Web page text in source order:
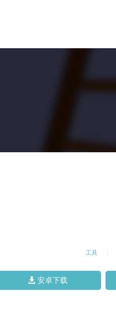
工具
安卓下载